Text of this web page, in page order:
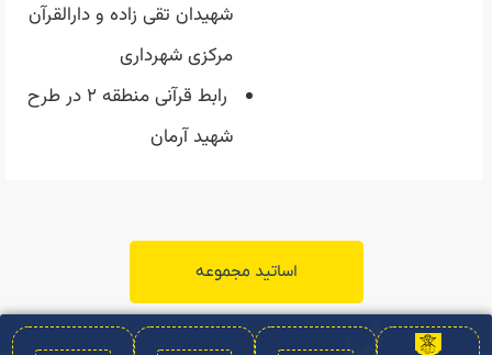
شهیدان تقی زاده و دارالقرآن
مرکزی شهرداری
رابط قرآنی منطقه ۲ در طرح
شهید آرمان
اساتید مجموعه